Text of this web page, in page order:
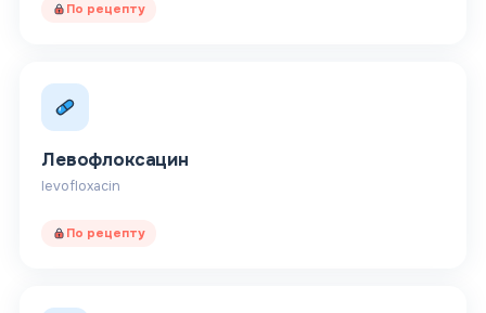
По рецепту
Левофлоксацин
levofloxacin
По рецепту